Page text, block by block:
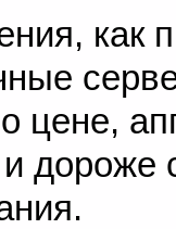
как
цене,
дороже